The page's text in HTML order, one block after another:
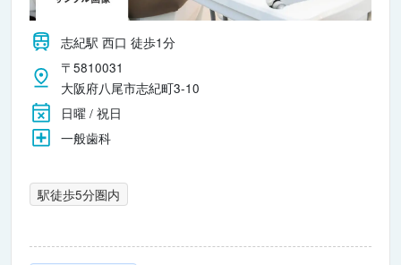
志紀駅 西口 徒歩1分
〒5810031
大阪府八尾市志紀町3-10
日曜 / 祝日
一般歯科
駅徒歩5分圏内